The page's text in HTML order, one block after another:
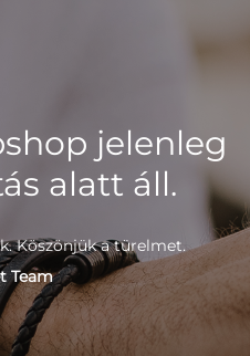
jelenleg
alatt áll.
Köszönjük a türelmet.
Team